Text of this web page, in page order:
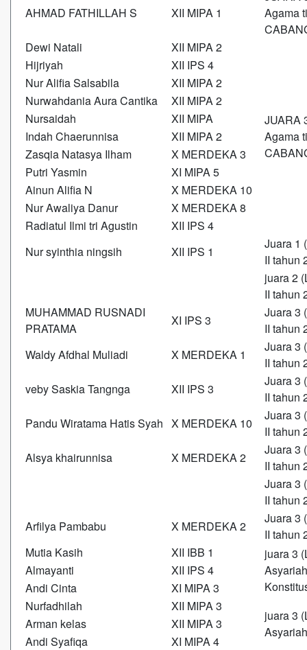
AHMAD FATHILLAH S XII MIPA 1
Agama
Dewi Natali
XII MIPA 2
JUARA
Agama
Hijriyah
XII IPS 4
Nur Alifia Salsabila
XII MIPA 2
Nurwahdania Aura Cantika
XII MIPA 2
Nursaidah
XII MIPA
Indah Chaerunnisa
XII MIPA 2
Zasqia Natasya Ilham
X MERDEKA 3
Putri Yasmin
XI MIPA 5
Ainun Alifia N
X MERDEKA 10
Nur Awaliya Danur
X MERDEKA 8
Radiatul Ilmi tri Agustin
XII IPS 4
Nur syinthia ningsih
XII IPS 1
Juara 1
II tahun
juara 2
II tahun
MUHAMMAD RUSNADI
PRATAMA
XI IPS 3
Juara 3
II tahun
Waldy Afdhal Muliadi
X MERDEKA 1
Juara 3
II tahun
veby Saskia Tangnga
XII IPS 3
Juara 3
II tahun
Pandu Wiratama Hatis Syah X MERDEKA 10
Juara 3
II tahun
Alsya khairunnisa
X MERDEKA 2
Juara 3
II tahun
Juara 3
II tahun
Arfilya Pambabu
X MERDEKA 2
Juara 3
II tahun
Mutia Kasih
XII IBB 1
juara 3
Almayanti
XII IPS 4
Andi Cinta
XI MIPA 3
Nurfadhilah
XII MIPA 3
juara 3
Arman kelas
XII MIPA 3
Andi Syafiqa
XI MIPA 4